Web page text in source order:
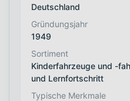
Deutschland
Gründungsjahr
1949
Sortiment
Kinderfahrzeuge und -
und Lernfortschritt
Typische Merkmale